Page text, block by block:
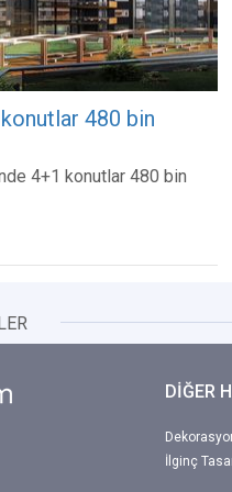
480 bin
4+1 konutlar 480 bin
DİĞER
İlginç